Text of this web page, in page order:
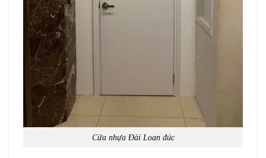
Cửa nhựa Đài Loan đúc